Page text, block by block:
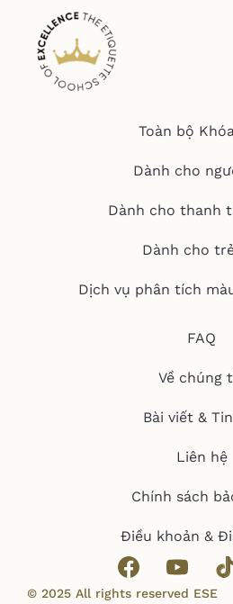
Toàn bộ
Dành cho
Dành cho thanh
Dành cho
Dịch vụ phân tích
FAQ
Về chúng
Bài viết &
Liên hệ
Chính sách
Điều khoản &
© 2025 All rights reserved ESE